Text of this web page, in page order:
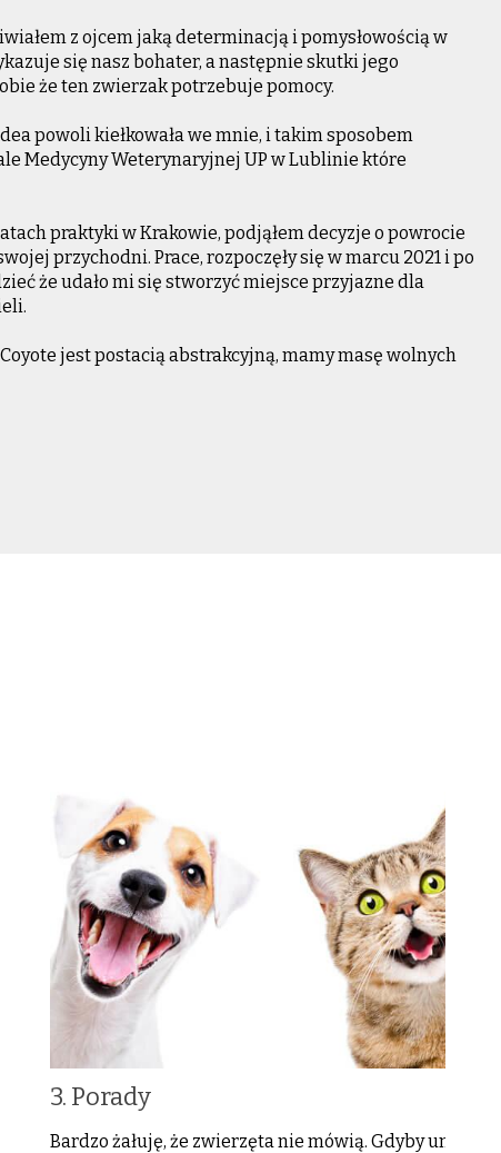
z ojcem jaką determinacją i pomysłowością w
się nasz bohater, a następnie skutki jego
że ten zwierzak potrzebuje pomocy.
powoli kiełkowała we mnie, i takim sposobem
Medycyny Weterynaryjnej UP w Lublinie które
praktyki w Krakowie, podjąłem decyzje o powrocie
przychodni. Prace, rozpoczęły się w marcu 2021 i po
że udało mi się stworzyć miejsce przyjazne dla
Coyote jest postacią abstrakcyjną, mamy masę wolnych
3. Porady
Bardzo żałuję, że zwierzęta nie mówią. Gdyby umiały